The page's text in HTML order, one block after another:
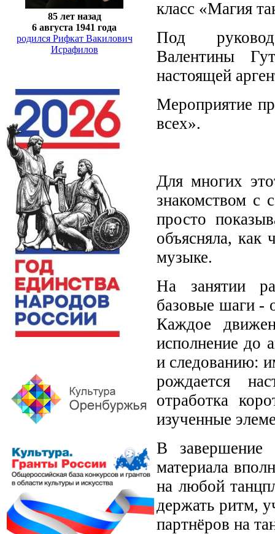
85 лет назад
6 августа 1941 года
родился Рифкат Вакилович
Исрафилов
класс «Магия
Под
Валентины
настоящей
Мероприятие
всех».
Для многих
знакомством с
просто
объясняла, как
музыке.
На занятии
базовые шаги -
Каждое
исполнение до
и следованию:
рождается
отработка
изученные
В завершение
материала
на любой
держать ритм,
партнёров на